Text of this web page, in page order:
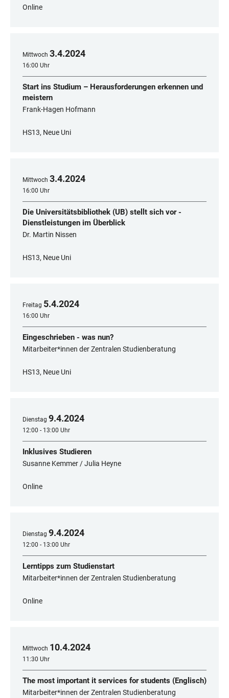
Online
Mittwoch 3.4.2024
16:00 Uhr
Start ins Studium – Herausforderungen erkennen und
meistern
Frank-Hagen Hofmann
HS13, Neue Uni
Mittwoch 3.4.2024
16:00 Uhr
Die Universitätsbibliothek (UB) stellt sich vor -
Dienstleistungen im Überblick
Dr. Martin Nissen
HS13, Neue Uni
Freitag 5.4.2024
16:00 Uhr
Eingeschrieben - was nun?
Mitarbeiter*innen der Zentralen Studienberatung
HS13, Neue Uni
Dienstag 9.4.2024
12:00 - 13:00 Uhr
Inklusives Studieren
Susanne Kemmer / Julia Heyne
Online
Dienstag 9.4.2024
12:00 - 13:00 Uhr
Lerntipps zum Studienstart
Mitarbeiter*innen der Zentralen Studienberatung
Online
Mittwoch 10.4.2024
11:30 Uhr
The most important it services for students (Englisch)
Mitarbeiter*innen der Zentralen Studienberatung